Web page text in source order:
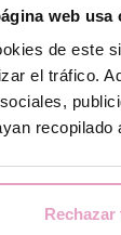
web usa
de este
el tráfico.
Rechazar
antes
consultar